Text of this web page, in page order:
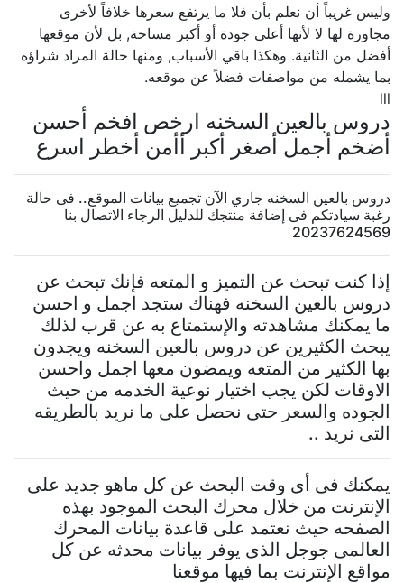
وليس غريباً أن نعلم بأن فلا ما يرتفع سعرها خلافاً لأخرى
مجاورة لها لا لأنها أعلى جودة أو أكبر مساحة, بل لأن موقعها
أفضل من الثانية. وهكذا باقي الأسباب, ومنها حالة المراد شراؤه
بما يشمله من مواصفات فضلاً عن موقعه.
دروس بالعين السخنه ارخص افخم أحسن
أضخم أجمل أصغر أكبر أأمن أخطر اسرع
دروس بالعين السخنه جاري الآن تجميع بيانات الموقع.. فى حالة
رغبة سيادتكم فى إضافة منتجك للدليل الرجاء الاتصال بنا
20237624569
إذا كنت تبحث عن التميز و المتعه فإنك تبحث عن
دروس بالعين السخنه فهناك ستجد اجمل و احسن
ما يمكنك مشاهدته والإستمتاع به عن قرب لذلك
يبحث الكثيرين عن دروس بالعين السخنه ويجدون
بها الكثير من المتعه ويمضون معها اجمل واحسن
الاوقات لكن يجب اختيار نوعية الخدمه من حيث
الجوده والسعر حتى نحصل على ما نريد بالطريقه
التى نريد ..
يمكنك فى أى وقت البحث عن كل ماهو جديد على
الإنترنت من خلال محرك البحث الموجود بهذه
الصفحه حيث نعتمد على قاعدة بيانات المحرك
العالمى جوجل الذى يوفر بيانات محدثه عن كل
مواقع الإنترنت بما فيها موقعنا